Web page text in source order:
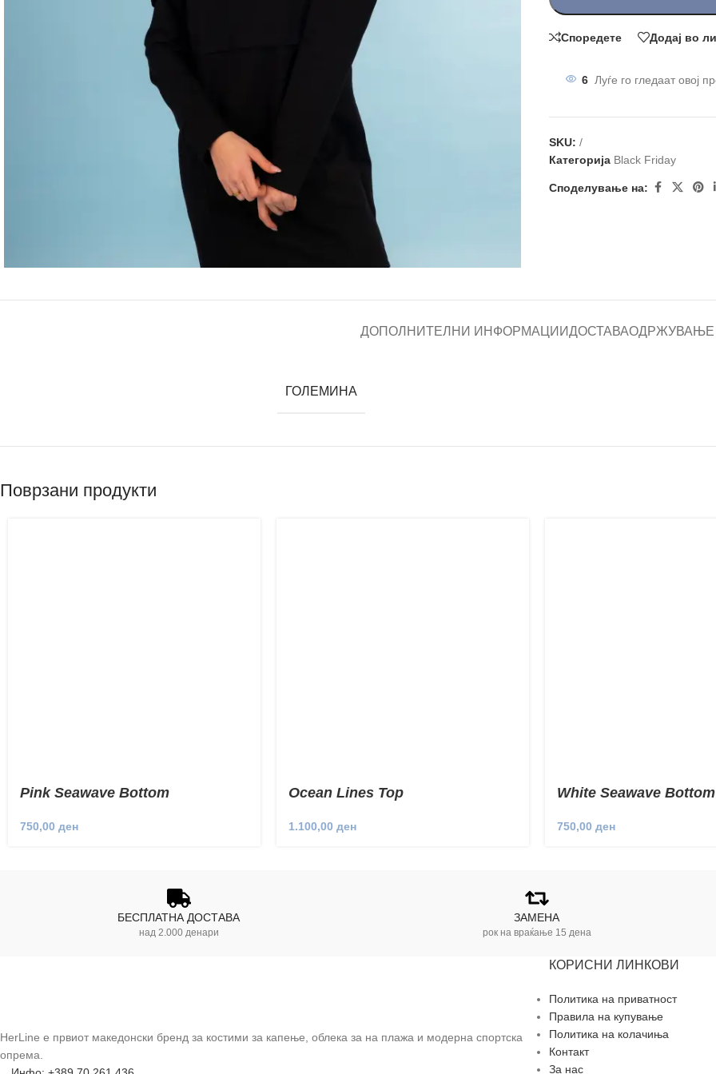
Споредете Додај во
6 Луѓе го гледаат овој
SKU: /
Категорија Black Friday
Споделување на:
ДОПОЛНИТЕЛНИ ИНФОРМАЦИИДОСТАВАОДРЖУВАЊЕ
ГОЛЕМИНА
Поврзани продукти
Pink Seawave Bottom
750,00 ден
Ocean Lines Top
1.100,00 ден
White Seawave Bottom
750,00 ден
БЕСПЛАТНА ДОСТАВА
над 2.000 денари
ЗАМЕНА
рок на враќање 15 дена
HerLine е првиот македонски бренд за костими за капење, облека за на плажа и модерна спортска
опрема.
КОРИСНИ ЛИНКОВИ
Политика на приватност
Правила на купување
Политика на колачиња
Контакт
За нас